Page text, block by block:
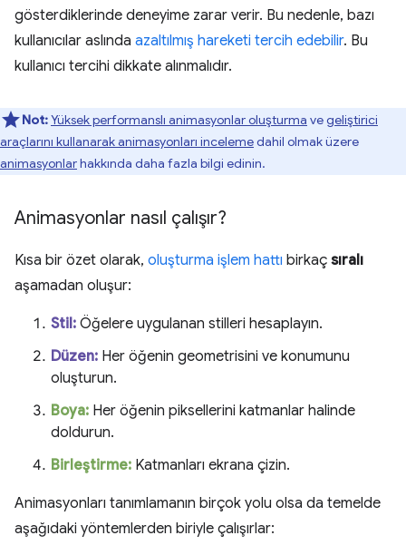
gösterdiklerinde deneyime zarar verir. Bu nedenle, bazı
kullanıcılar aslında azaltılmış hareketi tercih edebilir. Bu
kullanıcı tercihi dikkate alınmalıdır.
Not:Yüksek performanslı animasyonlar oluşturma vegeliştirici
araçlarını kullanarak animasyonları incelemedahil olmak üzere
animasyonlarhakkında daha fazla bilgi edinin.
Animasyonlar nasıl çalışır?
Kısa bir özet olarak, oluşturma işlem hattı birkaç sıralı
aşamadan oluşur:
Stil: Öğelere uygulanan stilleri hesaplayın.
Düzen: Her öğenin geometrisini ve konumunu
oluşturun.
Boya: Her öğenin piksellerini katmanlar halinde
doldurun.
Birleştirme: Katmanları ekrana çizin.
Animasyonları tanımlamanın birçok yolu olsa da temelde
aşağıdaki yöntemlerden biriyle çalışırlar: